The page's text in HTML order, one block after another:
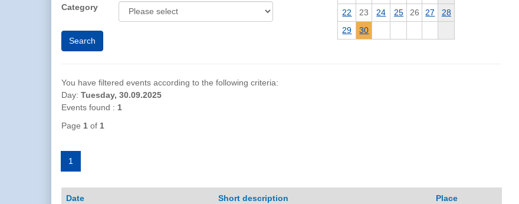
22
23 24 25 26 27
28
29
30
Category
You have filtered events according to the following criteria:
Day: Tuesday, 30.09.2025
Events found : 1
Page 1 of 1
1
Date Short description Place